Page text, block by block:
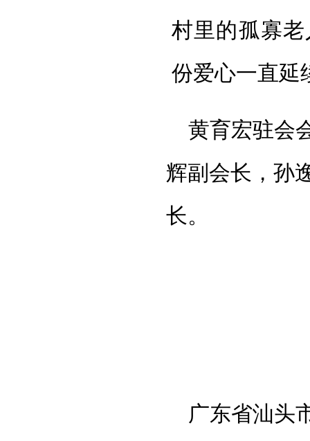
村里的孤寡
份爱心一直延
黄育宏驻会
辉副会长，孙
长。
广东省汕头